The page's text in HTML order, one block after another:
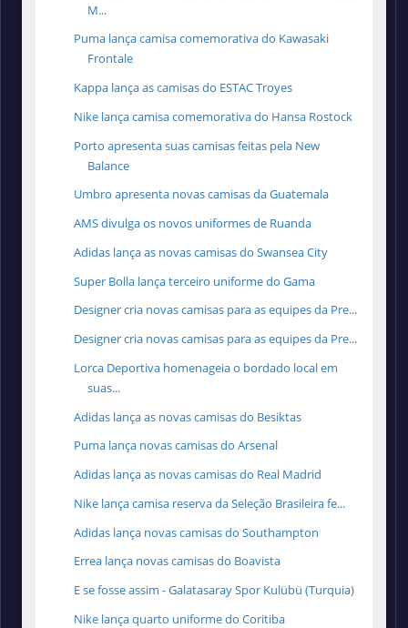
M...
Puma lança camisa comemorativa do Kawasaki
Frontale
Kappa lança as camisas do ESTAC Troyes
Nike lança camisa comemorativa do Hansa Rostock
Porto apresenta suas camisas feitas pela New
Balance
Umbro apresenta novas camisas da Guatemala
AMS divulga os novos uniformes de Ruanda
Adidas lança as novas camisas do Swansea City
Super Bolla lança terceiro uniforme do Gama
Designer cria novas camisas para as equipes da Pre...
Designer cria novas camisas para as equipes da Pre...
Lorca Deportiva homenageia o bordado local em
suas...
Adidas lança as novas camisas do Besiktas
Puma lança novas camisas do Arsenal
Adidas lança as novas camisas do Real Madrid
Nike lança camisa reserva da Seleção Brasileira fe...
Adidas lança novas camisas do Southampton
Errea lança novas camisas do Boavista
E se fosse assim - Galatasaray Spor Kulübü (Turquia)
Nike lança quarto uniforme do Coritiba